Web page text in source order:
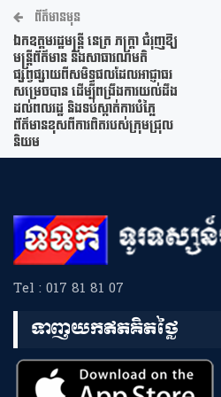
ព័ត៌មានមុន
ឯកឧត្ដមរដ្ឋមន្ត្រី នេត្រ ភក្ត្រា ជំរុញឱ្យ
មន្ត្រីព័ត៌មាន និងសាធារណមតិ
ផ្សព្វផ្សាយពីសមិទ្ធផលដែលអាជ្ញាធរ
សម្រេចបាន ដើម្បីពង្រឹងការយល់ដឹង
ដល់ពលរដ្ឋ និងទប់ស្កាត់ការបំភ្លៃ
ព័ត៌មានខុសពីការពិតរបស់ក្រុមជ្រុល
និយម
Tel : 017 81 81 07
ទាញយកឥតគិតថ្លៃ